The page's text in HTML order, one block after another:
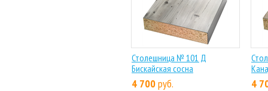
Столешница № 101 Д
Бискайская сосна
4 700руб. 4